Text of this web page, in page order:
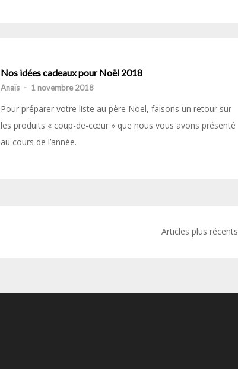
Nos idées cadeaux pour Noël 2018
Anaïs - 1 novembre 2018
Pour préparer votre liste au père Nöel, faisons un retour sur
les produits « coup-de-cœur » que nous vous avons présenté
au cours de l’année.
Articles plus récents